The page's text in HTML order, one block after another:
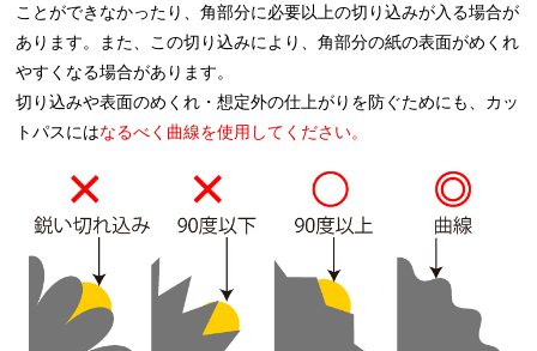
ことができなかったり、角部分に必要以上の切り込みが入る場合が
あります。また、この切り込みにより、角部分の紙の表面がめくれ
やすくなる場合があります。
切り込みや表面のめくれ・想定外の仕上がりを防ぐためにも、カッ
トパスにはなるべく曲線を使用してください。